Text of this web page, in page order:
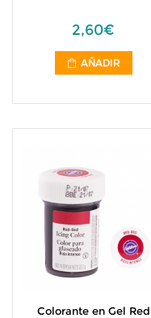
2,60€
AÑADIR
Colorante en Gel Red